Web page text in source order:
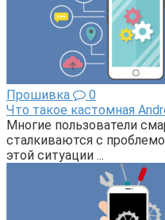
Прошивка
0
Что такое кастомная
Многие пользователи
сталкиваются с
этой ситуации ...